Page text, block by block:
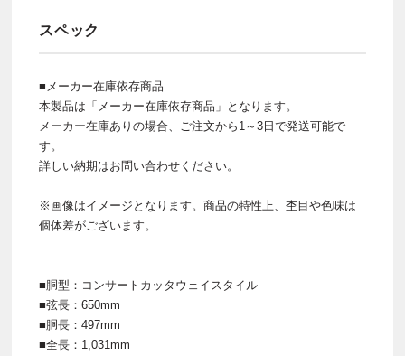
スペック
■メーカー在庫依存商品
本製品は「メーカー在庫依存商品」となります。
メーカー在庫ありの場合、ご注文から1～3日で発送可能で
す。
詳しい納期はお問い合わせください。
※画像はイメージとなります。商品の特性上、杢目や色味は
個体差がございます。
■胴型：コンサートカッタウェイスタイル
■弦長：650mm
■胴長：497mm
■全長：1,031mm